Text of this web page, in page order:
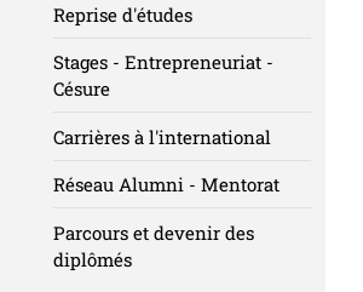
Reprise d'études
Stages - Entrepreneuriat -
Césure
Carrières à l'international
Réseau Alumni - Mentorat
Parcours et devenir des
diplômés